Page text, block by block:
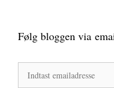
Følg bloggen via